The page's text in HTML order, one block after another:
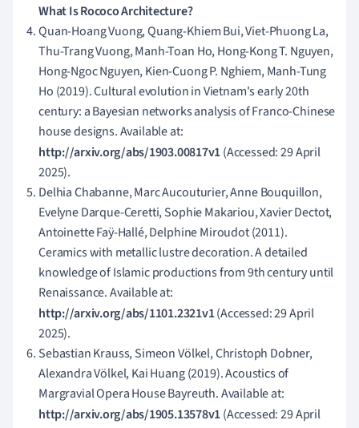
What Is Rococo Architecture?
Quan-Hoang Vuong, Quang-Khiem Bui, Viet-Phuong La,
Thu-Trang Vuong, Manh-Toan Ho, Hong-Kong T. Nguyen,
Hong-Ngoc Nguyen, Kien-Cuong P. Nghiem, Manh-Tung
Ho (2019). Cultural evolution in Vietnam's early 20th
century: a Bayesian networks analysis of Franco-Chinese
house designs. Available at:
http://arxiv.org/abs/1903.00817v1(Accessed: 29 April
2025).
Delhia Chabanne, Marc Aucouturier, Anne Bouquillon,
Evelyne Darque-Ceretti, Sophie Makariou, Xavier Dectot,
Antoinette Faÿ-Hallé, Delphine Miroudot (2011).
Ceramics with metallic lustre decoration. A detailed
knowledge of Islamic productions from 9th century until
Renaissance. Available at:
http://arxiv.org/abs/1101.2321v1(Accessed: 29 April
2025).
Sebastian Krauss, Simeon Völkel, Christoph Dobner,
Alexandra Völkel, Kai Huang (2019). Acoustics of
Margravial Opera House Bayreuth. Available at:
http://arxiv.org/abs/1905.13578v1(Accessed: 29 April